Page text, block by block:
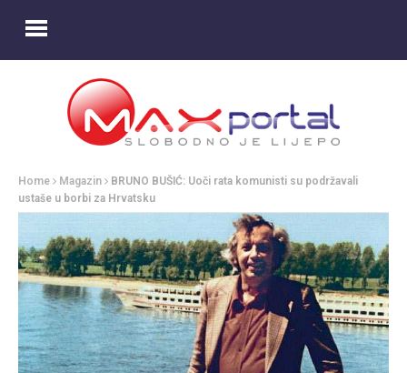
Home Magazin
BRUNO BUŠIĆ: Uoči rata komunisti su podržavali
ustaše u borbi za Hrvatsku